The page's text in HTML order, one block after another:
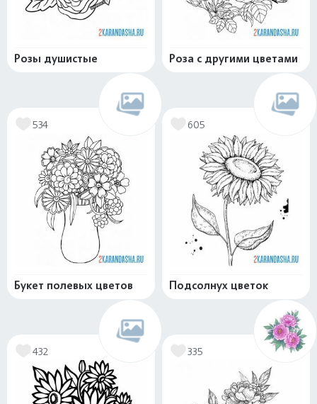
Розы душистые Роза с другими цветами
534
Букет полевых цветов
605
Подсолнух цветок
432 335